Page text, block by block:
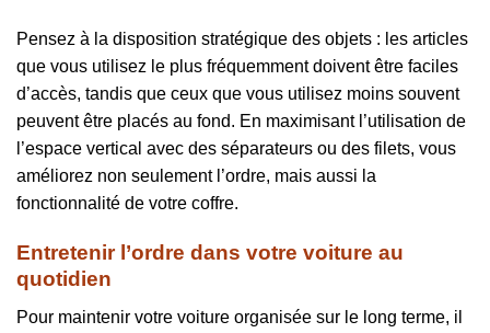
Pensez à la disposition stratégique des objets : les articles
que vous utilisez le plus fréquemment doivent être faciles
d’accès, tandis que ceux que vous utilisez moins souvent
peuvent être placés au fond. En maximisant l’utilisation de
l’espace vertical avec des séparateurs ou des filets, vous
améliorez non seulement l’ordre, mais aussi la
fonctionnalité de votre coffre.
Entretenir l’ordre dans votre voiture au
quotidien
Pour maintenir votre voiture organisée sur le long terme, il